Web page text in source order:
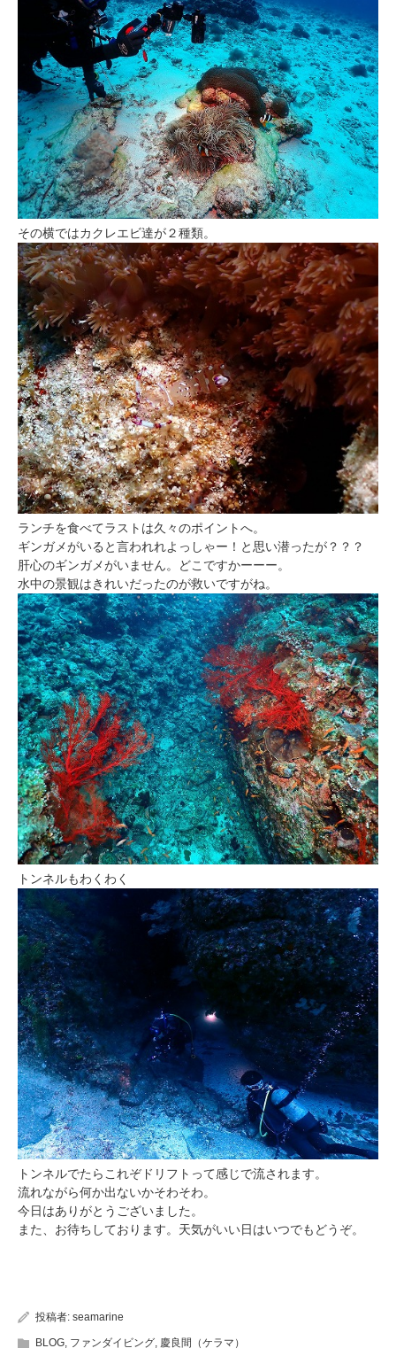
その横ではカクレエビ達が２種類。
ランチを食べてラストは久々のポイントへ。
ギンガメがいると言われれよっしゃー！と思い潜ったが？？？
肝心のギンガメがいません。どこですかーーー。
水中の景観はきれいだったのが救いですがね。
トンネルもわくわく
トンネルでたらこれぞドリフトって感じで流されます。
流れながら何か出ないかそわそわ。
今日はありがとうございました。
また、お待ちしております。天気がいい日はいつでもどうぞ。
投稿者: seamarine
BLOG, ファンダイビング, 慶良間（ケラマ）